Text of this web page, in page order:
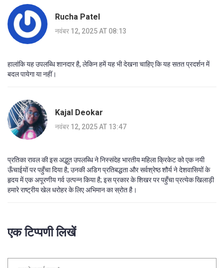
Rucha Patel
नवंबर 12, 2025 AT 08:13
हालांकि यह उपलब्धि शानदार है, लेकिन हमें यह भी देखना चाहिए कि यह सतत प्रदर्शन में
बदल पायेगा या नहीं।
Kajal Deokar
नवंबर 12, 2025 AT 13:47
प्रतिका रावल की इस अद्भुत उपलब्धि ने निस्संदेह भारतीय महिला क्रिकेट को एक नयी
ऊँचाईयों पर पहुँचा दिया है; उनकी अडिग प्रतिबद्धता और सर्वश्रेष्ठ शौर्य ने देशवासियों के
हृदय में एक अपूरणीय गर्व उत्पन्न किया है; इस प्रकार के शिखर पर पहुँचा प्रत्येक खिलाड़ी
हमारे राष्ट्रीय खेल धरोहर के लिए अभिमान का स्रोत है।
एक टिप्पणी लिखें